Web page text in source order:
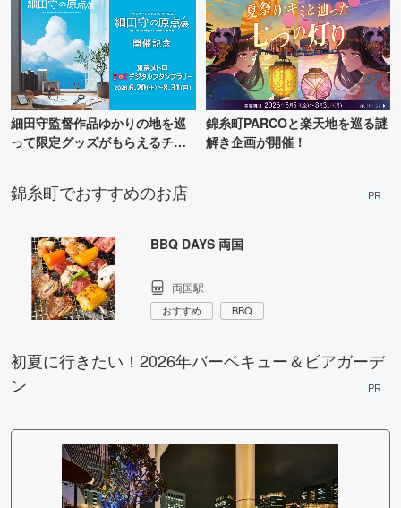
細田守監督作品ゆかりの地を巡
って限定グッズがもらえるチャ
錦糸町PARCOと楽天地を巡る謎
解き企画が開催！
錦糸町でおすすめのお店 PR
BBQ DAYS 両国
両国駅
おすすめ BBQ
初夏に行きたい！2026年バーベキュー＆ビアガーデ
ン
PR